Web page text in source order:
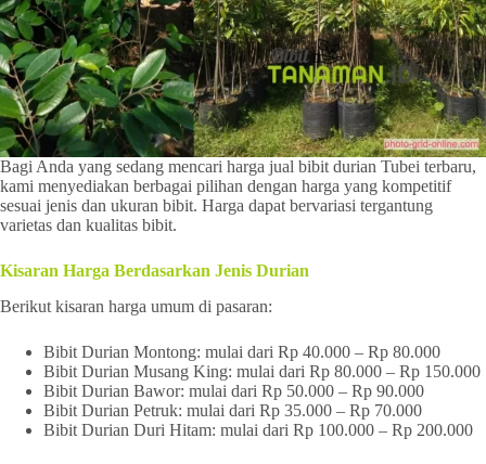
Bagi Anda yang sedang mencari harga jual bibit durian Tubei terbaru,
kami menyediakan berbagai pilihan dengan harga yang kompetitif
sesuai jenis dan ukuran bibit. Harga dapat bervariasi tergantung
varietas dan kualitas bibit.
Kisaran Harga Berdasarkan Jenis Durian
Berikut kisaran harga umum di pasaran:
Bibit Durian Montong: mulai dari Rp 40.000 – Rp 80.000
Bibit Durian Musang King: mulai dari Rp 80.000 – Rp 150.000
Bibit Durian Bawor: mulai dari Rp 50.000 – Rp 90.000
Bibit Durian Petruk: mulai dari Rp 35.000 – Rp 70.000
Bibit Durian Duri Hitam: mulai dari Rp 100.000 – Rp 200.000